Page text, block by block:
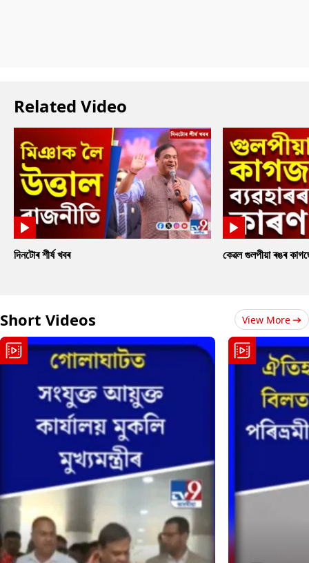
Related Video
দিনটোৰ শীৰ্ষ খবৰ কেৱল গুলপীয়া ৰঙৰ
Short Videos View More